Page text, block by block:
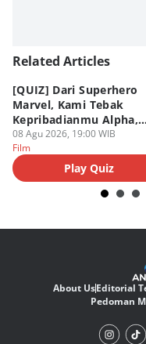
Related Articles
[QUIZ] Dari Superhero
Marvel, Kami Tebak
Kepribadianmu Alpha,
Beta, atau Omega
08 Agu 2026, 19:00 WIB
Film
Play Quiz
About UsEditorial
Pedoman